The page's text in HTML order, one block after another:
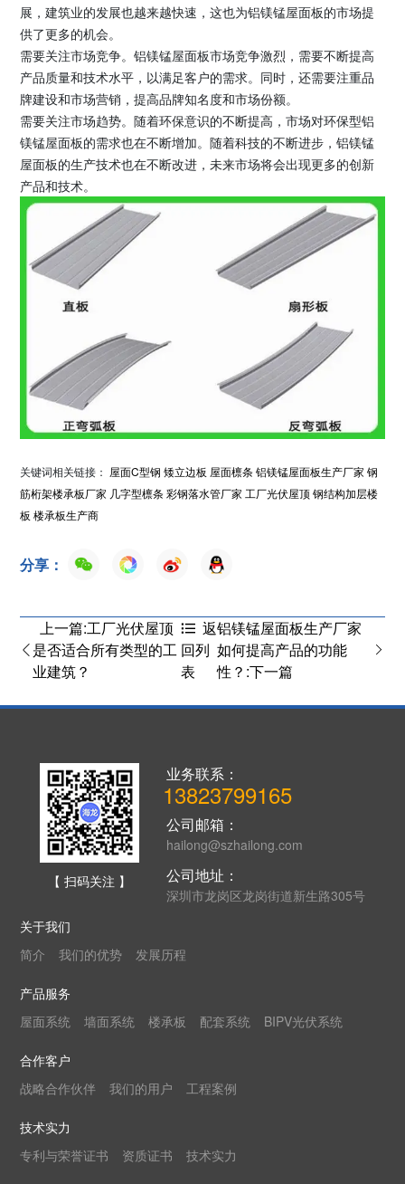
展，建筑业的发展也越来越快速，这也为铝镁锰屋面板的市场提
供了更多的机会。
需要关注市场竞争。铝镁锰屋面板市场竞争激烈，需要不断提高
产品质量和技术水平，以满足客户的需求。同时，还需要注重品
牌建设和市场营销，提高品牌知名度和市场份额。
需要关注市场趋势。随着环保意识的不断提高，市场对环保型铝
镁锰屋面板的需求也在不断增加。随着科技的不断进步，铝镁锰
屋面板的生产技术也在不断改进，未来市场将会出现更多的创新
产品和技术。
关键词相关链接： 屋面C型钢 矮立边板 屋面檩条 铝镁锰屋面板生产厂家 钢
筋桁架楼承板厂家 几字型檩条 彩钢落水管厂家 工厂光伏屋顶 钢结构加层楼
板 楼承板生产商
分享：
上一篇:工厂光伏屋顶
是否适合所有类型的工
业建筑？
返
回列
表
铝镁锰屋面板生产厂家
如何提高产品的功能
性？:下一篇
【 扫码关注 】
业务联系：
13823799165
公司邮箱：
hailong@szhailong.com
公司地址：
深圳市龙岗区龙岗街道新生路305号
关于我们
简介
我们的优势 发展历程
产品服务
屋面系统
墙面系统 楼承板 配套系统 BIPV光伏系统
合作客户
战略合作伙伴
我们的用户 工程案例
技术实力
专利与荣誉证书
资质证书 技术实力